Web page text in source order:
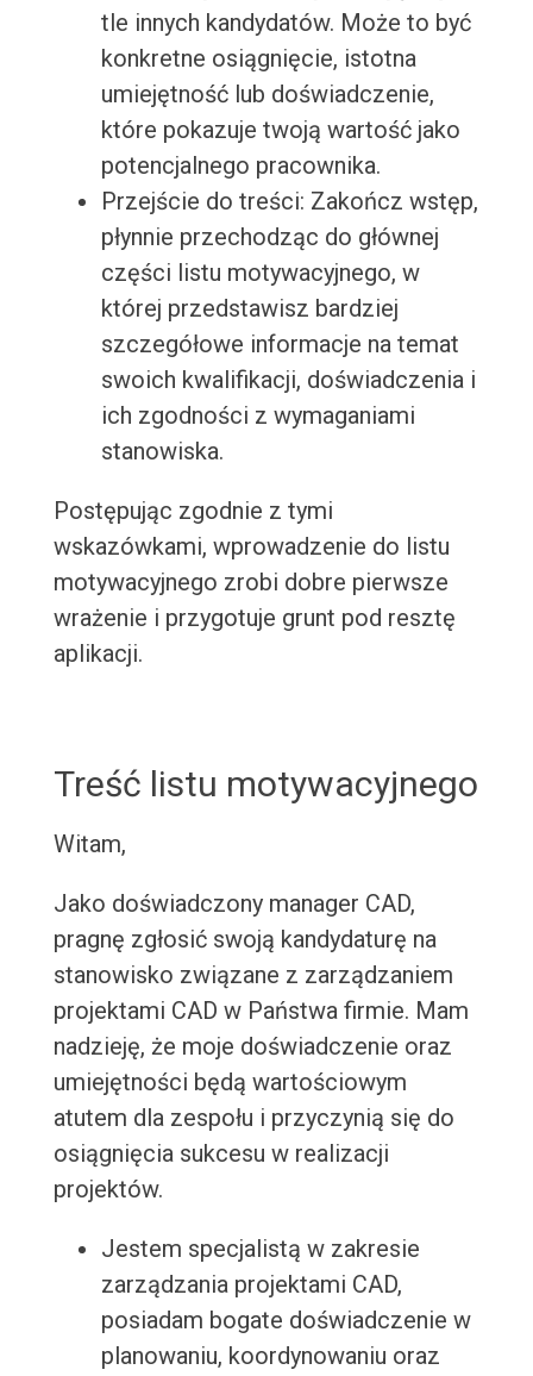
tle innych kandydatów. Może to być
konkretne osiągnięcie, istotna
umiejętność lub doświadczenie,
które pokazuje twoją wartość jako
potencjalnego pracownika.
Przejście do treści: Zakończ wstęp,
płynnie przechodząc do głównej
części listu motywacyjnego, w
której przedstawisz bardziej
szczegółowe informacje na temat
swoich kwalifikacji, doświadczenia i
ich zgodności z wymaganiami
stanowiska.
Postępując zgodnie z tymi
wskazówkami, wprowadzenie do listu
motywacyjnego zrobi dobre pierwsze
wrażenie i przygotuje grunt pod resztę
aplikacji.
Treść listu motywacyjnego
Witam,
Jako doświadczony manager CAD,
pragnę zgłosić swoją kandydaturę na
stanowisko związane z zarządzaniem
projektami CAD w Państwa firmie. Mam
nadzieję, że moje doświadczenie oraz
umiejętności będą wartościowym
atutem dla zespołu i przyczynią się do
osiągnięcia sukcesu w realizacji
projektów.
Jestem specjalistą w zakresie
zarządzania projektami CAD,
posiadam bogate doświadczenie w
planowaniu, koordynowaniu oraz